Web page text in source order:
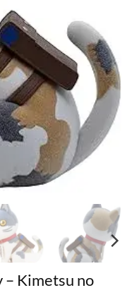
– Kimetsu no